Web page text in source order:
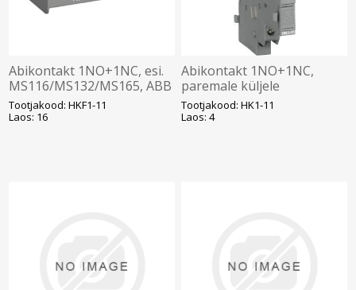
Abikontakt 1NO+1NC, esi.
MS116/MS132/MS165, ABB
Tootjakood: HKF1-11
Laos: 16
Abikontakt 1NO+1NC,
paremale küljele
MS116/MS132/MS165, ABB
Tootjakood: HK1-11
Laos: 4